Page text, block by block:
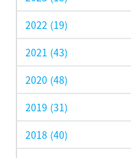
2022 (19)
2021 (43)
2020 (48)
2019 (31)
2018 (40)